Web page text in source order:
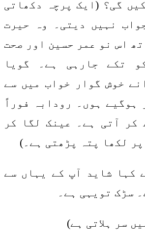
گی؟ (ایک پرچہ دکھاتی
نہیں دیتی۔ وہ حیرت
اس نو عمر حسین اور صحت
تکے جارہی ہے۔ گویا
خوش گوار خواب میں سے
ہوگیے ہوں۔ رودابہ فوراً
کر آتی ہے۔ عینک لگا کر
لکھا پتہ پڑھتی ہے۔)
کہا شاید آپ کے یہاں سے
سڑک تویہی ہے۔
سر ہلاتی ہے)